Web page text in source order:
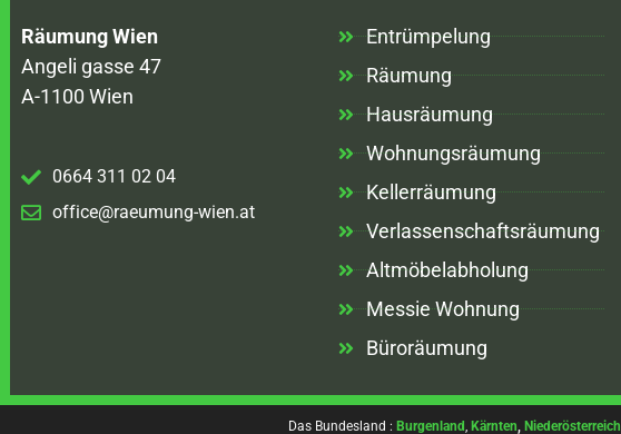
Räumung Wien
Angeli gasse 47
A-1100 Wien
0664 311 02 04
office@raeumung-wien.at
Entrümpelung
Räumung
Hausräumung
Wohnungsräumung
Kellerräumung
Verlassenschaftsräumung
Altmöbelabholung
Messie Wohnung
Büroräumung
Das Bundesland : Burgenland Kärnten Niederösterreich